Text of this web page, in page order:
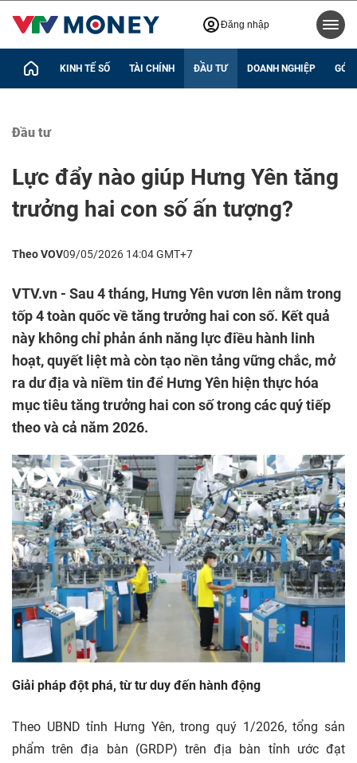
Đăng nhập
KINH TẾ SỐ TÀI CHÍNH ĐẦU TƯ DOANH NGHIỆP GÓC
Đầu tư
Lực đẩy nào giúp Hưng Yên tăng
trưởng hai con số ấn tượng?
Theo VOV09/05/2026 14:04 GMT+7
VTV.vn - Sau 4 tháng, Hưng Yên vươn lên nằm trong
tốp 4 toàn quốc về tăng trưởng hai con số. Kết quả
này không chỉ phản ánh năng lực điều hành linh
hoạt, quyết liệt mà còn tạo nền tảng vững chắc, mở
ra dư địa và niềm tin để Hưng Yên hiện thực hóa
mục tiêu tăng trưởng hai con số trong các quý tiếp
theo và cả năm 2026.
Giải pháp đột phá, từ tư duy đến hành động
Theo UBND tỉnh Hưng Yên, trong quý 1/2026, tổng sản
phẩm trên địa bàn (GRDP) trên địa bàn tỉnh ước đạt